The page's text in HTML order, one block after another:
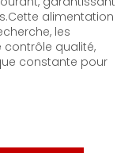
Alimentation CC haute tension-120kw
alimentation
les
qualité,
constante pour